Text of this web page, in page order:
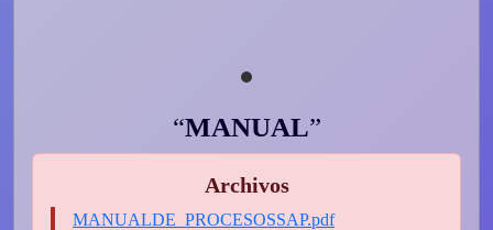
MANUAL
Archivos
MANUALDE_PROCESOSSAP.pdf